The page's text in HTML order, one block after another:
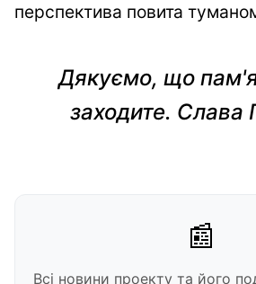
перспектива повита
Дякуємо, що
заходите. Слава
📰
Всі новини проекту та його